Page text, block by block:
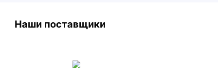
Наши поставщики